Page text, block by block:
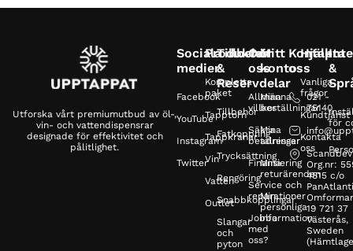
Utforska vårt premiumutbud av öl-,
vin- och vattendispensrar
designade för effektivitet och
pålitlighet.
Sociala
medier
Facebook
YouTube
Instagram
Twitter
Produkter
Kompletta
paket
Tapptorn
Tappkranar
Vin
Vatten
Outlet
Tillbehör
&
Reservdelar
Tillbehör
Fatkoppling
Trycksättning
Rengöring
Snabbkopplingar
Slangar
och
pyton
Om
oss
Allmänna
villkor
Säkra
betalningar
Finansiering
Service och
reparationer
Jobba
med
oss?
Mitt
konto
Mina
beställningar
Mina
adresser
Mina
returärenden
Min
personliga
information
Kontakta
oss
021 -
75140
Scandbev
Org.nr:
4815 c/o
19 721 37
Västerås,
Sweden
Hjälp
Vanliga
frågor
Kundtjänst
Kontakta
oss
&
för